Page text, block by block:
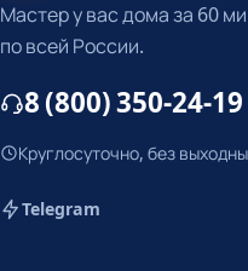
Мастер у вас дома за 60
по всей России.
8 (800) 350-24-19
Круглосуточно, без
Telegram